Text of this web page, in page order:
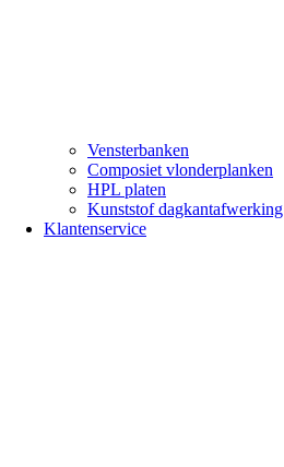
Vensterbanken
Composiet vlonderplanken
HPL platen
Kunststof dagkantafwerking
Klantenservice